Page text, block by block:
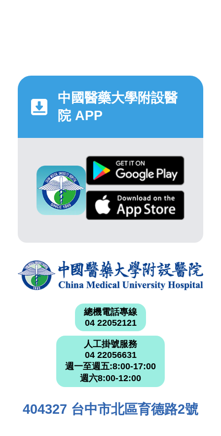
中國醫藥大學附設醫
院 APP
總機電話專線
04 22052121
人工掛號服務
04 22056631
週一至週五:8:00-17:00
週六8:00-12:00
404327 台中市北區育德路2號